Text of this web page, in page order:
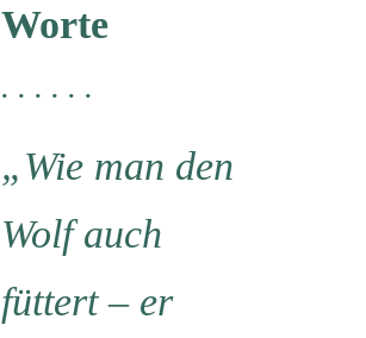
Worte
. . . . . .
„Wie man den
Wolf auch
füttert – er